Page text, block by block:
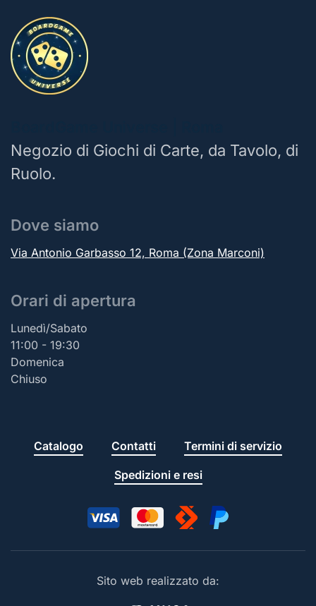
Negozio di Giochi di Carte, da Tavolo, di
Ruolo.
Dove siamo
Via Antonio Garbasso 12, Roma (Zona Marconi)
Orari di apertura
Lunedì/Sabato
11:00 - 19:30
Domenica
Chiuso
Catalogo Contatti Termini di servizio
Spedizioni e resi
Sito web realizzato da: